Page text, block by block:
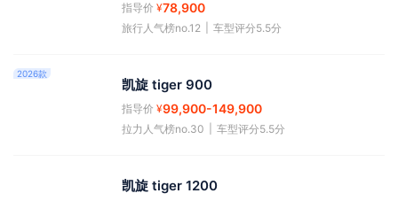
指导价 ¥78,900
旅行人气榜no.12 车型评分5.5分
2026款
凯旋 tiger 900
指导价 ¥99,900-149,900
拉力人气榜no.30 车型评分5.5分
凯旋 tiger 1200